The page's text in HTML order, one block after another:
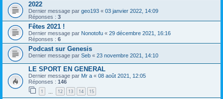
2022
Dernier message par geo193 « 03 janvier 2022, 14:09
Réponses : 3
Fêtes 2021 !
Dernier message par Nonotofu « 29 décembre 2021, 16:16
Réponses : 6
Podcast sur Genesis
Dernier message par Seb « 23 novembre 2021, 14:10
LE SPORT EN GENERAL
Dernier message par Mr a « 08 août 2021, 12:05
Réponses : 146
1 12 13 14 15